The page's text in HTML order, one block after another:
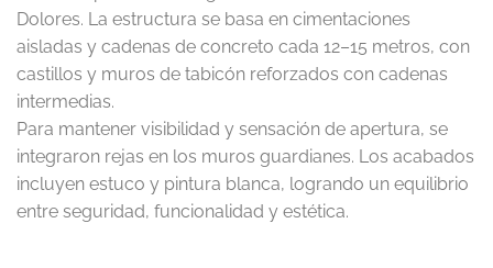
Dolores. La estructura se basa en cimentaciones
aisladas y cadenas de concreto cada 12–15 metros, con
castillos y muros de tabicón reforzados con cadenas
intermedias.
Para mantener visibilidad y sensación de apertura, se
integraron rejas en los muros guardianes. Los acabados
incluyen estuco y pintura blanca, logrando un equilibrio
entre seguridad, funcionalidad y estética.